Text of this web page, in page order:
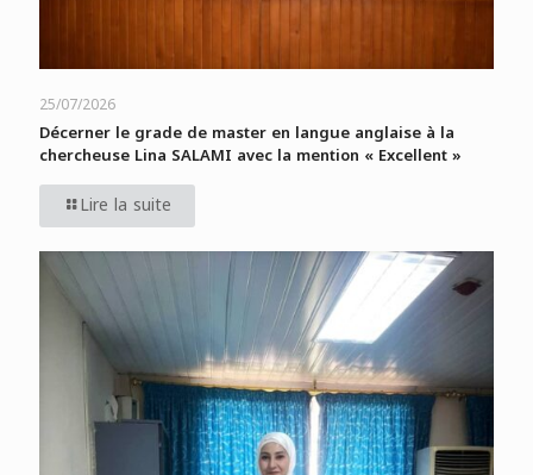
25/07/2026
Décerner le grade de master en langue anglaise à la
chercheuse Lina SALAMI avec la mention « Excellent »
Lire la suite